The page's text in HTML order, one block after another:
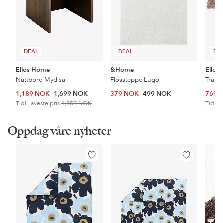
DEAL
Ellos Home
Nattbord Mydisa
1,189 NOK 1,699 NOK
Tidl. laveste pris 1,359 NOK
DEAL
&Home
Flossteppe Lugo
379 NOK 499 NOK
Ellos
769
Tidl.
Oppdag våre nyheter
Legg
til
Legg